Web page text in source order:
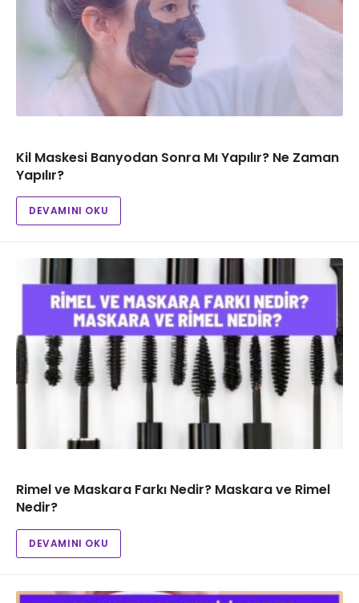
Kil Maskesi Banyodan Sonra Mı Yapılır? Ne Zaman
Yapılır?
DEVAMINI OKU
Rimel ve Maskara Farkı Nedir? Maskara ve Rimel
Nedir?
DEVAMINI OKU